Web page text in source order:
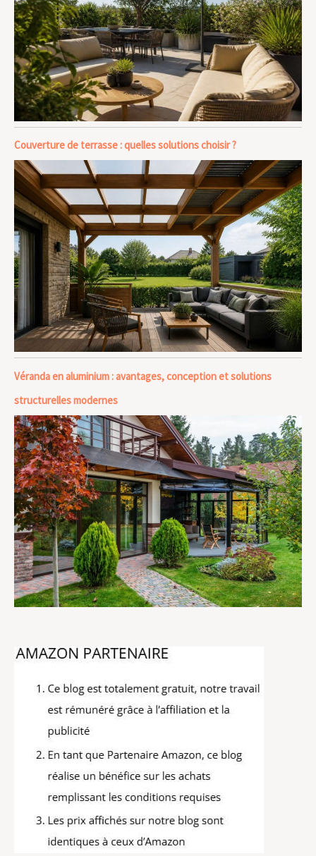
Couverture de terrasse : quelles solutions choisir ?
Véranda en aluminium : avantages, conception et solutions
structurelles modernes